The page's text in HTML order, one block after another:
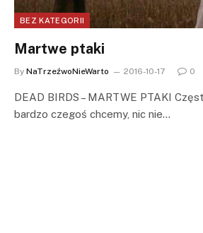
BEZ KATEGORII
Martwe ptaki
By NaTrzeźwoNieWarto 2016-10-17 0
DEAD BIRDS – MARTWE PTAKI
bardzo czegoś chcemy, nic nie…